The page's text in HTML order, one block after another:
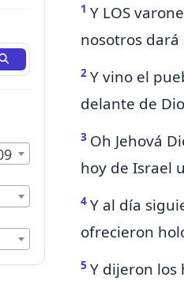
1 Y LOS
nosotros
2 Y vino el
delante de
3 Oh Jehová
hoy de Israel
4 Y al día
ofrecieron
5 Y dijeron los